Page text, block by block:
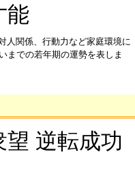
能
人関係、行動力など家庭環境に
までの若年期の運勢を表しま
望 逆転成功